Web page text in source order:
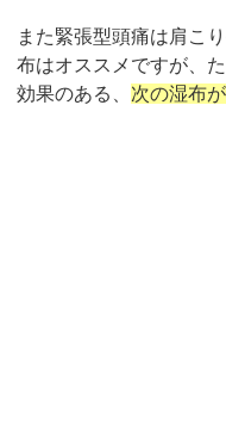
また緊張型頭痛は肩こ
布はオススメですが、
効果のある、 次の湿布